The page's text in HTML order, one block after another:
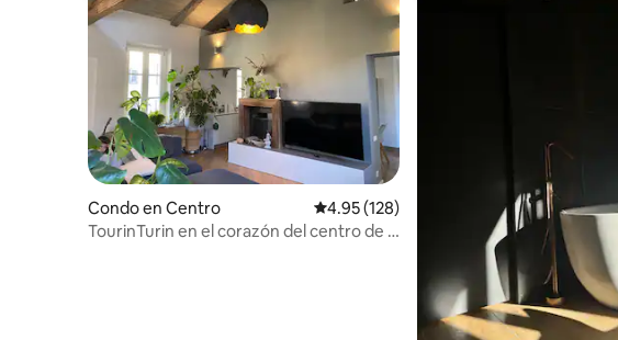
Condo en Centro Calificación promedio: 4.95 de 5, 128
4.95 (128)
TourinTurin en el corazón del centro de la